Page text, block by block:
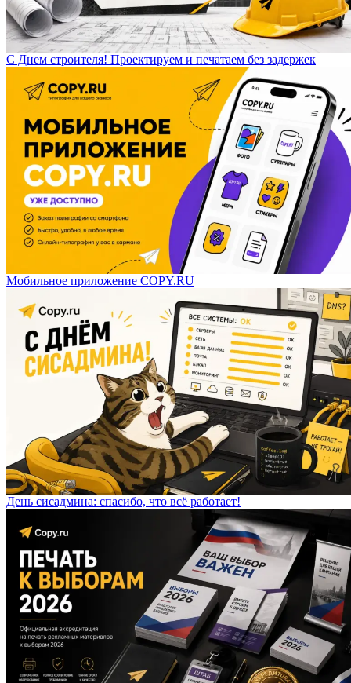
С Днем строителя! Проектируем и печатаем без задержек
Мобильное приложение COPY.RU
День сисадмина: спасибо, что всё работает!